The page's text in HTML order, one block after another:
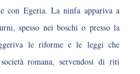
con Egeria. La ninfa appariva a
spesso nei boschi o presso la
le riforme e le leggi che
romana, servendosi di riti